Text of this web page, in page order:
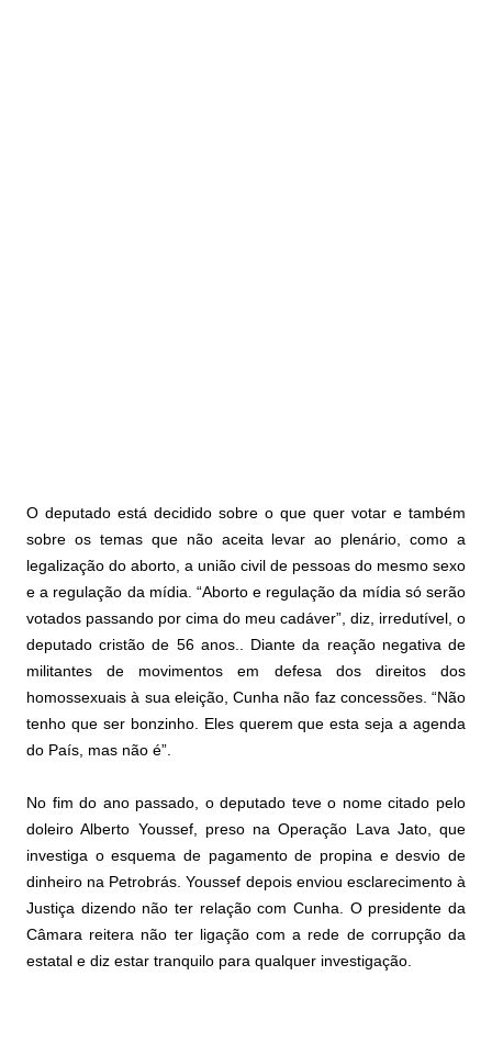
O deputado está decidido sobre o que quer votar e também
sobre os temas que não aceita levar ao plenário, como a
legalização do aborto, a união civil de pessoas do mesmo sexo
e a regulação da mídia. “Aborto e regulação da mídia só serão
votados passando por cima do meu cadáver”, diz, irredutível, o
deputado cristão de 56 anos.. Diante da reação negativa de
militantes de movimentos em defesa dos direitos dos
homossexuais à sua eleição, Cunha não faz concessões. “Não
tenho que ser bonzinho. Eles querem que esta seja a agenda
do País, mas não é”.
No fim do ano passado, o deputado teve o nome citado pelo
doleiro Alberto Youssef, preso na Operação Lava Jato, que
investiga o esquema de pagamento de propina e desvio de
dinheiro na Petrobrás. Youssef depois enviou esclarecimento à
Justiça dizendo não ter relação com Cunha. O presidente da
Câmara reitera não ter ligação com a rede de corrupção da
estatal e diz estar tranquilo para qualquer investigação.